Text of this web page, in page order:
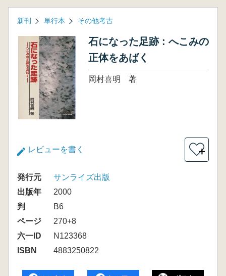
新刊 単行本 その他考古
石になった足跡 : へこみの
正体をあばく
岡村喜明 著
レビューを書く ＋
発行元
サンライズ出版
出版年
2000
判
B6
ページ
270+8
六一ID
N123368
ISBN
4883250822